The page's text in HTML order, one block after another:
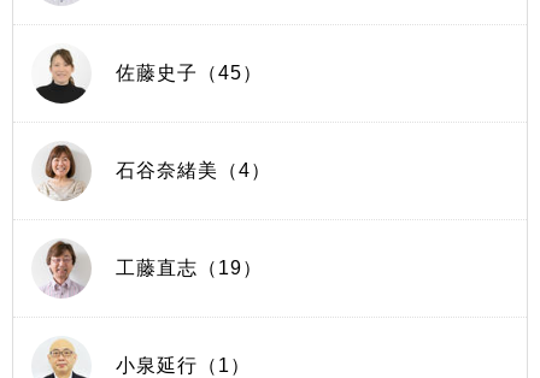
佐藤史子（45）
石谷奈緒美（4）
工藤直志（19）
小泉延行（1）